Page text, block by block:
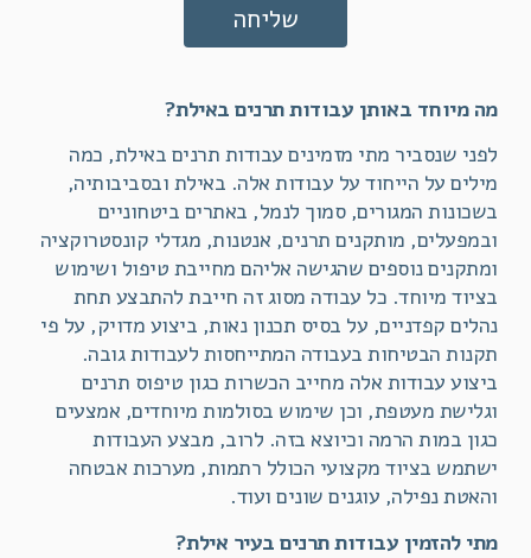
שליחה
מה מיוחד באותן עבודות תרנים באילת?
לפני שנסביר מתי מזמינים עבודות תרנים באילת, כמה
מילים על הייחוד על עבודות אלה. באילת ובסביבותיה,
בשכונות המגורים, סמוך לנמל, באתרים ביטחוניים
ובמפעלים, מותקנים תרנים, אנטנות, מגדלי קונסטרוקציה
ומתקנים נוספים שהגישה אליהם מחייבת טיפול ושימוש
בציוד מיוחד. כל עבודה מסוג זה חייבת להתבצע תחת
נהלים קפדניים, על בסיס תכנון נאות, ביצוע מדויק, על פי
תקנות הבטיחות בעבודה המתייחסות לעבודות גובה.
ביצוע עבודות אלה מחייב הכשרות כגון טיפוס תרנים
וגלישת מעטפת, וכן שימוש בסולמות מיוחדים, אמצעים
כגון במות הרמה וכיוצא בזה. לרוב, מבצע העבודות
ישתמש בציוד מקצועי הכולל רתמות, מערכות אבטחה
והאטת נפילה, עוגנים שונים ועוד.
מתי להזמין עבודות תרנים בעיר אילת?